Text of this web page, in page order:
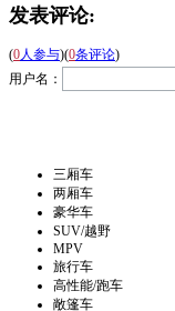
发表评论:
(0人参与)(0条评论)
用户名：
三厢车
两厢车
豪华车
SUV/越野
MPV
旅行车
高性能/跑车
敞篷车